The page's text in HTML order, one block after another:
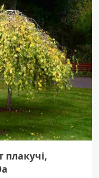
плакучі,